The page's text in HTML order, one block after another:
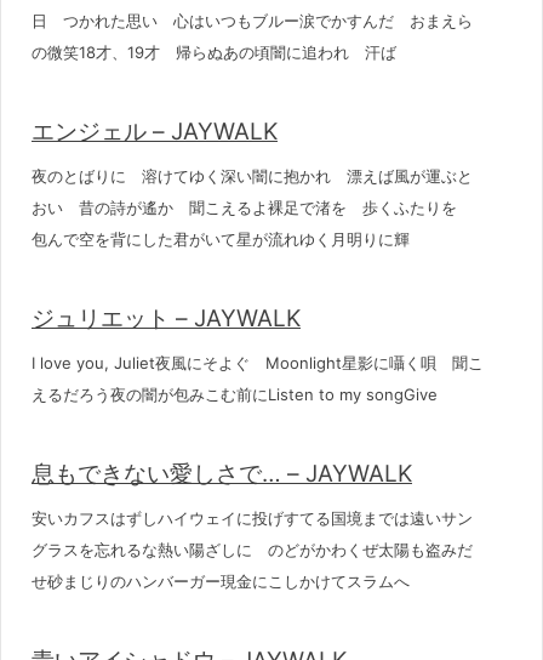
日 つかれた思い 心はいつもブルー涙でかすんだ おまえら
の微笑18才、19才 帰らぬあの頃闇に追われ 汗ば
エンジェル – JAYWALK
夜のとばりに 溶けてゆく深い闇に抱かれ 漂えば風が運ぶと
おい 昔の詩が遙か 聞こえるよ裸足で渚を 歩くふたりを
包んで空を背にした君がいて星が流れゆく月明りに輝
ジュリエット – JAYWALK
I love you, Juliet夜風にそよぐ Moonlight星影に囁く唄 聞こ
えるだろう夜の闇が包みこむ前にListen to my songGive
息もできない愛しさで… – JAYWALK
安いカフスはずしハイウェイに投げすてる国境までは遠いサン
グラスを忘れるな熱い陽ざしに のどがかわくぜ太陽も盗みだ
せ砂まじりのハンバーガー現金にこしかけてスラムへ